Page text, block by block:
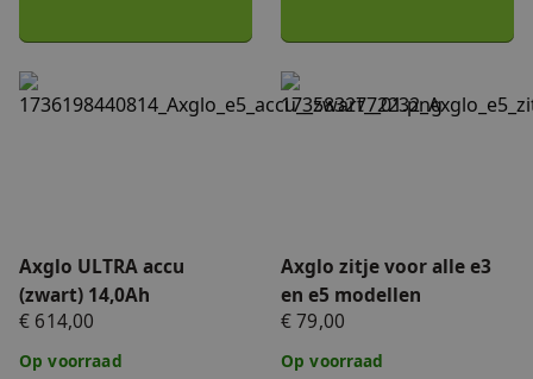
Axglo ULTRA accu
(zwart) 14,0Ah
€ 614,00
Op voorraad
Axglo ULTRA accu (zwart) 14,0Ah
Axglo zitje voor alle e3
en e5 modellen
€ 79,00
Op voorraad
Axglo zitje voor alle e3 en